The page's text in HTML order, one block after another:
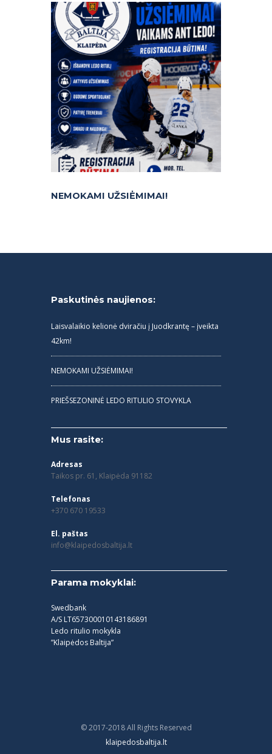
NEMOKAMI UŽSIĖMIMAI!
Paskutinės naujienos:
Laisvalaikio kelionė dviračiu į Juodkrantę – įveikta
42km!
NEMOKAMI UŽSIĖMIMAI!
PRIEŠSEZONINĖ LEDO RITULIO STOVYKLA
Mus rasite:
Adresas
Taikos pr. 61, Klaipėda 91182
Telefonas
+370 670 19533
El. paštas
info@klaipedosbaltija.lt
Parama mokyklai:
Swedbank
A/S LT657300010143186891
Ledo ritulio mokykla
”Klaipėdos Baltija”
© 2017-2018 All Rights Reserved
klaipedosbaltija.lt